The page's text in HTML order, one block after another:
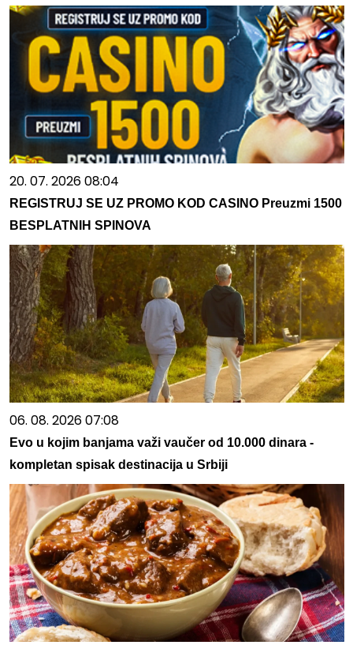
20. 07. 2026 08:04
REGISTRUJ SE UZ PROMO KOD CASINO Preuzmi 1500
BESPLATNIH SPINOVA
06. 08. 2026 07:08
Evo u kojim banjama važi vaučer od 10.000 dinara -
kompletan spisak destinacija u Srbiji